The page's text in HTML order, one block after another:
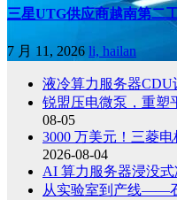
三星UTG供应商越南第二
7 月 11, 2026 li, hailan
液冷算力服务器CDU
锐盟压电微泵，重塑
08-05
3000 万美元！三菱
2026-08-04
AI 算力服务器浸没
从实验室到产线——